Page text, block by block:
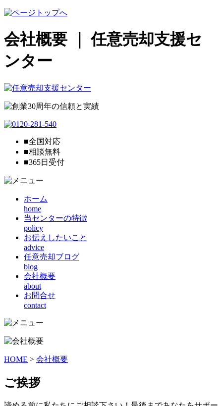
会社概要 ｜ 任意売却支援セ
ンター
■全国対応
■相談無料
■365日受付
ホーム
home
当センターの特徴
policy
お伝えしたいこと
advice
任意売却ブログ
blog
会社概要
about
お問合せ
contact
HOME > 会社概要
ご挨拶